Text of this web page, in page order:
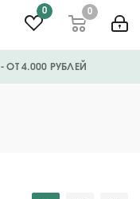
0 0
- ОТ 4.000 РУБЛЕЙ